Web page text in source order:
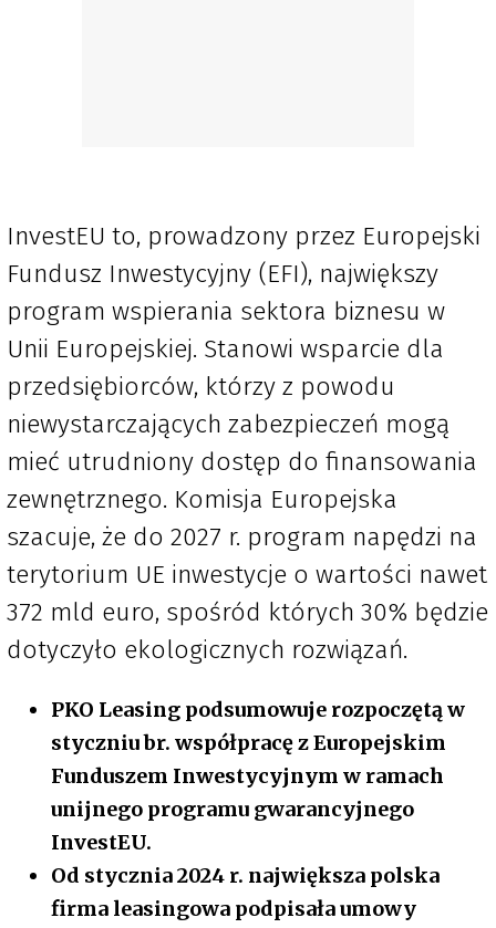
InvestEU to, prowadzony przez Europejski
Fundusz Inwestycyjny (EFI), największy
program wspierania sektora biznesu w
Unii Europejskiej. Stanowi wsparcie dla
przedsiębiorców, którzy z powodu
niewystarczających zabezpieczeń mogą
mieć utrudniony dostęp do finansowania
zewnętrznego. Komisja Europejska
szacuje, że do 2027 r. program napędzi na
terytorium UE inwestycje o wartości nawet
372 mld euro, spośród których 30% będzie
dotyczyło ekologicznych rozwiązań.
PKO Leasing podsumowuje rozpoczętą w
styczniu br. współpracę z Europejskim
Funduszem Inwestycyjnym w ramach
unijnego programu gwarancyjnego
InvestEU.
Od stycznia 2024 r. największa polska
firma leasingowa podpisała umowy